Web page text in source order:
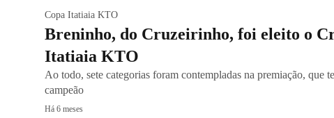
Copa Itatiaia KTO
Breninho, do Cruzeirinho, foi eleito o
Itatiaia KTO
Ao todo, sete categorias foram contempladas na premiação, que
campeão
Há 6 meses